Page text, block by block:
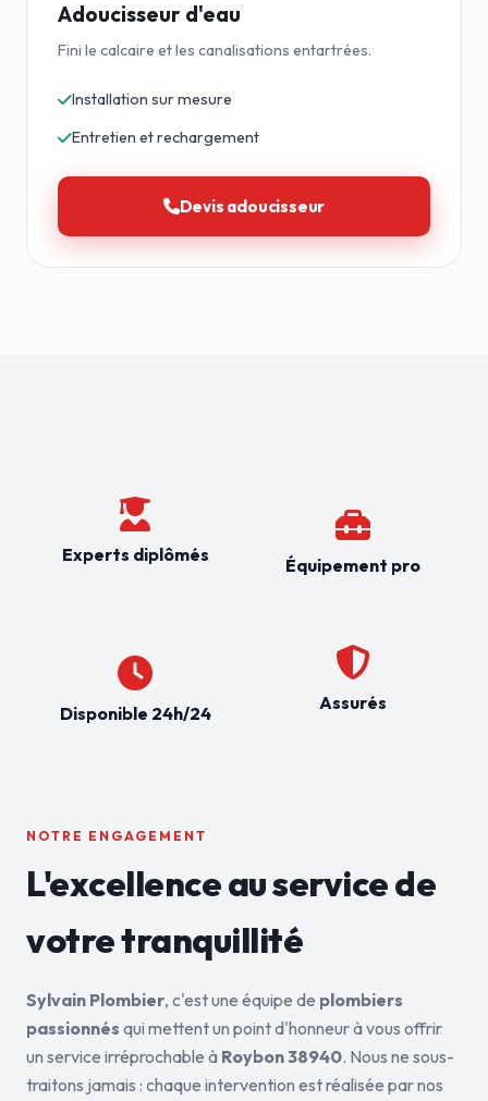
Adoucisseur d'eau
Fini le calcaire et les canalisations entartrées.
Installation sur mesure
Entretien et rechargement
Devis adoucisseur
Experts diplômés
Disponible 24h/24
Équipement pro
Assurés
NOTRE ENGAGEMENT
L'excellence au service de
votre tranquillité
Sylvain Plombier, c'est une équipe de plombiers
passionnés qui mettent un point d'honneur à vous offrir
un service irréprochable à Roybon 38940. Nous ne sous-
traitons jamais : chaque intervention est réalisée par nos